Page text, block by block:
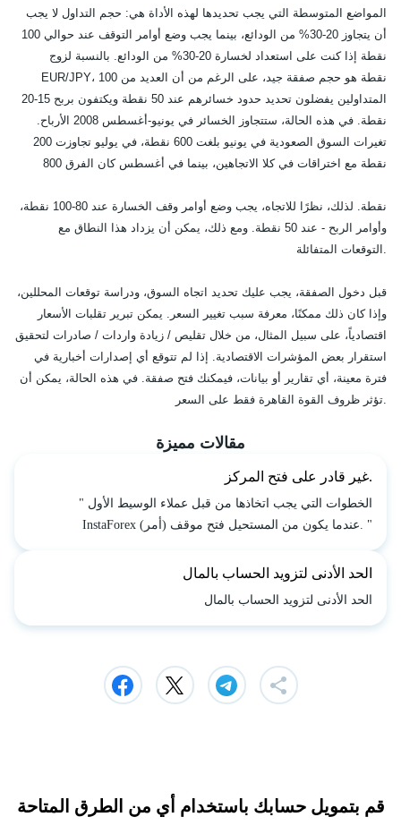
المواضع المتوسطة التي يجب تحديدها لهذه الأداة هي: حجم التداول لا يجب
أن يتجاوز 20-30% من الودائع، بينما يجب وضع أوامر التوقف عند حوالي 100
نقطة إذا كنت على استعداد لخسارة 20-30% من الودائع. بالنسبة لزوج
EUR/JPY، 100 نقطة هو حجم صفقة جيد، على الرغم من أن العديد من
المتداولين يفضلون تحديد حدود خسائرهم عند 50 نقطة ويكتفون بربح 15-20
نقطة. في هذه الحالة، ستتجاوز الخسائر في يونيو-أغسطس 2008 الأرباح.
تغيرات السوق الصعودية في يونيو بلغت 600 نقطة، في يوليو تجاوزت 200
نقطة مع اختراقات في كلا الاتجاهين، بينما في أغسطس كان الفرق 800
نقطة. لذلك، نظرًا للاتجاه، يجب وضع أوامر وقف الخسارة عند 80-100 نقطة،
وأوامر الربح - عند 50 نقطة. ومع ذلك، يمكن أن يزداد هذا النطاق مع
التوقعات المتفائلة.
قبل دخول الصفقة، يجب عليك تحديد اتجاه السوق، ودراسة توقعات المحللين،
وإذا كان ذلك ممكنًا، معرفة سبب تغيير السعر. يمكن تبرير تقلبات الأسعار
اقتصادياً، على سبيل المثال، من خلال تقليص / زيادة واردات / صادرات لتحقيق
استقرار بعض المؤشرات الاقتصادية. إذا لم تتوقع أي إصدارات أخبارية في
فترة معينة، أي تقارير أو بيانات، فيمكنك فتح صفقة. في هذه الحالة، يمكن أن
تؤثر ظروف القوة القاهرة فقط على السعر.
مقالات مميزة
غير قادر على فتح المركز.
" الخطوات التي يجب اتخاذها من قبل عملاء الوسيط الأول
InstaForex عندما يكون من المستحيل فتح موقف (أمر). "
الحد الأدنى لتزويد الحساب بالمال
الحد الأدنى لتزويد الحساب بالمال
قم بتمويل حسابك باستخدام أي من الطرق المتاحة